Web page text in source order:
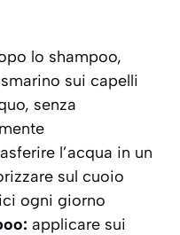
lo shampoo,
sui capelli
senza
l’acqua in un
sul cuoio
ogni giorno
applicare sui